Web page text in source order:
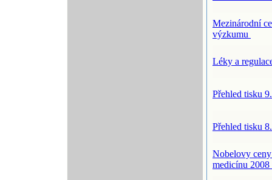
Mezinárodní
výzkumu
Léky a
Přehled tisku
Přehled tisku
Nobelovy
medicínu 2008